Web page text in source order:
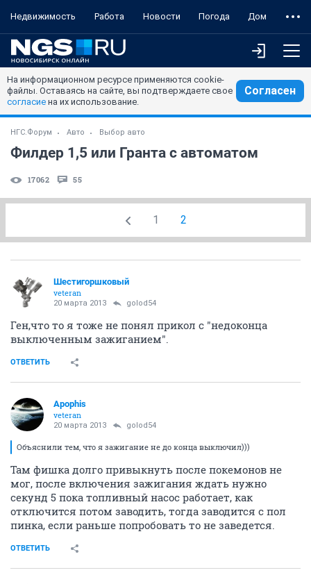
Недвижимость Работа Новости Погода Дом
На информационном ресурсе применяются cookie-
файлы. Оставаясь на сайте, вы подтверждаете свое
согласие на их использование.
Согласен
НГС.Форум Авто Выбор авто
Филдер 1,5 или Гранта с автоматом
17062 55
1 2
Шестигоршковый
veteran
20 марта 2013 golod54
Ген,что то я тоже не понял прикол с "недоконца
выключенным зажиганием".
ОТВЕТИТЬ
Apophis
veteran
20 марта 2013 golod54
Объяснили тем, что я зажигание не до конца выключил)))
Там фишка долго привыкнуть после покемонов не
мог, после включения зажигания ждать нужно
секунд 5 пока топливный насос работает, как
отключится потом заводить, тогда заводится с пол
пинка, если раньше попробовать то не заведется.
ОТВЕТИТЬ